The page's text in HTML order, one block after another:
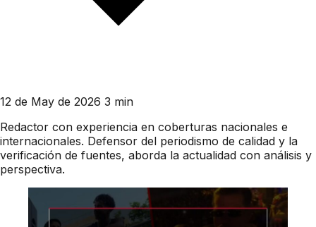
12 de May de 2026 3 min
Redactor con experiencia en coberturas nacionales e
internacionales. Defensor del periodismo de calidad y la
verificación de fuentes, aborda la actualidad con análisis y
perspectiva.